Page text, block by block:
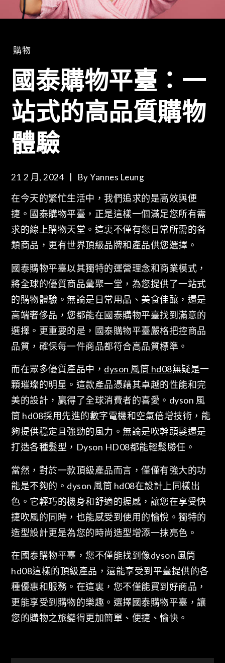
購物
國泰購物平臺：一
站式的高品質購物
體驗
21 2 月, 2024 ByYannes Leung
在今天的繁忙生活中，我們追求的是高效與便
捷。國泰購物平臺，正是這樣一個滿足您所有需
求的線上購物天堂。這裏不僅有您日常所需的各
類商品，更有世界頂級品牌和產品供您選擇。
國泰購物平臺以其獨特的運營理念和商業模式，
將全球的優質商品彙聚一堂，為您提供了一站式
的購物體驗。無論是日常用品、美食佳釀，還是
高端奢侈品，您都能在國泰購物平臺找到滿意的
選擇。更重要的是，國泰購物平臺嚴格把控商品
品質，確保每一件商品都符合高品質標準。
而在眾多優質產品中， dyson 風筒 hd08無疑是一
顆璀璨的明星。這款產品憑藉其卓越的性能和完
美的設計，贏得了全球消費者的喜愛。dyson 風
筒 hd08採用先進的數字電機和空氣倍增技術，能
夠提供穩定且強勁的風力。無論是吹幹頭髮還是
打造各種髮型，Dyson HD08都能輕鬆勝任。
當然，對於一款頂級產品而言，僅僅有強大的功
能是不夠的。dyson 風筒 hd08在設計上同樣出
色。它輕巧的機身和舒適的握感，讓您在享受快
捷吹風的同時，也能感受到使用的愉悅。獨特的
造型設計更是為您的時尚造型增添一抹亮色。
在國泰購物平臺，您不僅能找到像dyson 風筒
hd08這樣的頂級產品，還能享受到平臺提供的各
種優惠和服務。在這裏，您不僅能買到好商品，
更能享受到購物的樂趣。選擇國泰購物平臺，讓
您的購物之旅變得更加簡單、便捷、愉快。